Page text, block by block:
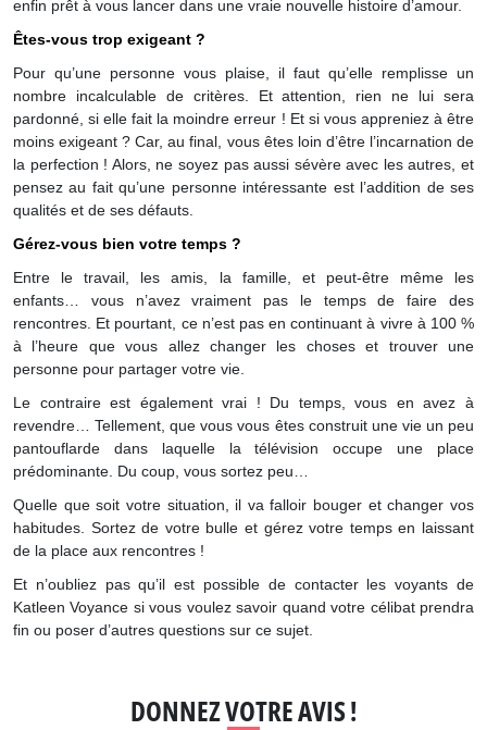
enfin prêt à vous lancer dans une vraie nouvelle histoire d’amour.
Êtes-vous trop exigeant ?
Pour qu’une personne vous plaise, il faut qu’elle remplisse un
nombre incalculable de critères. Et attention, rien ne lui sera
pardonné, si elle fait la moindre erreur ! Et si vous appreniez à être
moins exigeant ? Car, au final, vous êtes loin d’être l’incarnation de
la perfection ! Alors, ne soyez pas aussi sévère avec les autres, et
pensez au fait qu’une personne intéressante est l’addition de ses
qualités et de ses défauts.
Gérez-vous bien votre temps ?
Entre le travail, les amis, la famille, et peut-être même les
enfants… vous n’avez vraiment pas le temps de faire des
rencontres. Et pourtant, ce n’est pas en continuant à vivre à 100 %
à l’heure que vous allez changer les choses et trouver une
personne pour partager votre vie.
Le contraire est également vrai ! Du temps, vous en avez à
revendre… Tellement, que vous vous êtes construit une vie un peu
pantouflarde dans laquelle la télévision occupe une place
prédominante. Du coup, vous sortez peu…
Quelle que soit votre situation, il va falloir bouger et changer vos
habitudes. Sortez de votre bulle et gérez votre temps en laissant
de la place aux rencontres !
Et n’oubliez pas qu’il est possible de contacter les voyants de
Katleen Voyance si vous voulez savoir quand votre célibat prendra
fin ou poser d’autres questions sur ce sujet.
DONNEZ VOTRE AVIS !